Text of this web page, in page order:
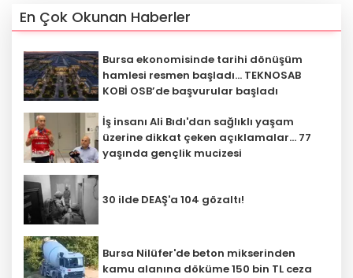
En Çok Okunan Haberler
Bursa ekonomisinde tarihi dönüşüm
hamlesi resmen başladı... TEKNOSAB
KOBİ OSB’de başvurular başladı
İş insanı Ali Bıdı'dan sağlıklı yaşam
üzerine dikkat çeken açıklamalar... 77
yaşında gençlik mucizesi
30 ilde DEAŞ'a 104 gözaltı!
Bursa Nilüfer'de beton mikserinden
kamu alanına döküme 150 bin TL ceza